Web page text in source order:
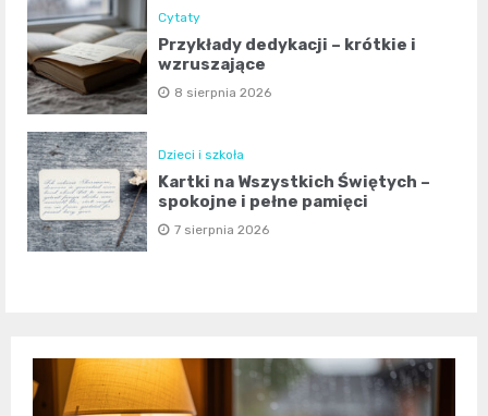
Cytaty
Przykłady dedykacji – krótkie i
wzruszające
8 sierpnia 2026
Dzieci i szkoła
Kartki na Wszystkich Świętych –
spokojne i pełne pamięci
7 sierpnia 2026